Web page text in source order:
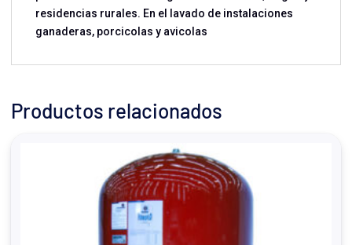
residencias rurales. En el lavado de instalaciones
ganaderas, porcicolas y avicolas
Productos relacionados